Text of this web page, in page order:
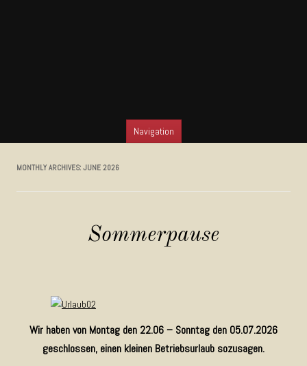
Navigation
MONTHLY ARCHIVES: JUNE 2026
Sommerpause
Wir haben von Montag den 22.06 – Sonntag den 05.07.2026
geschlossen, einen kleinen Betriebsurlaub sozusagen.